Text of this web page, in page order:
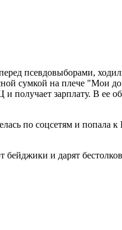
псевдовыборами,
сумкой на плече "Мои
получает зарплату. В ее
по соцсетям и попала
бейджики и дарят